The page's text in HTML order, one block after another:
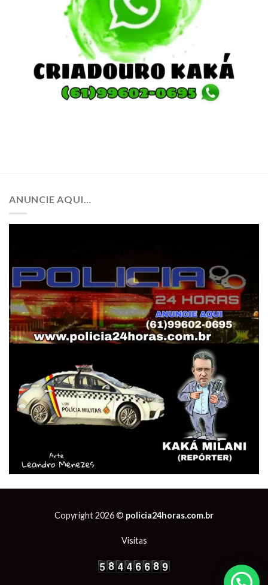
ANUNCIE AQUI…
Copyright 2026 © policia24horas.com.br
Visitas